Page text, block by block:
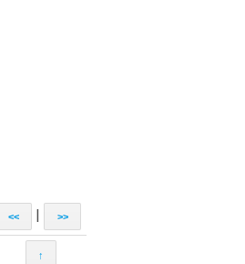
<< >>
↑